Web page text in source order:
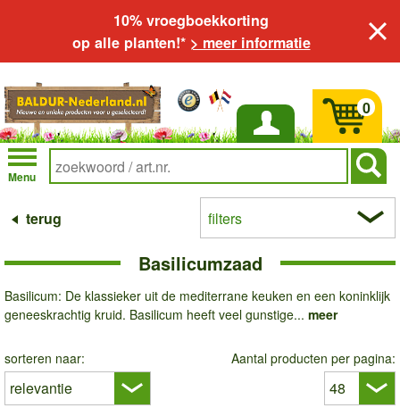
10% vroegboekkorting
op alle planten!* > meer informatie
Inloggen
Menu
0
terug filters
Basilicumzaad
Basilicum: De klassieker uit de mediterrane keuken en een koninklijk
geneeskrachtig kruid. Basilicum heeft veel gunstige... meer
sorteren naar: Aantal producten per pagina: